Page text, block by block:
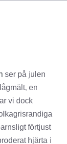
ser på julen
en
vi dock
förtjust
hjärta i